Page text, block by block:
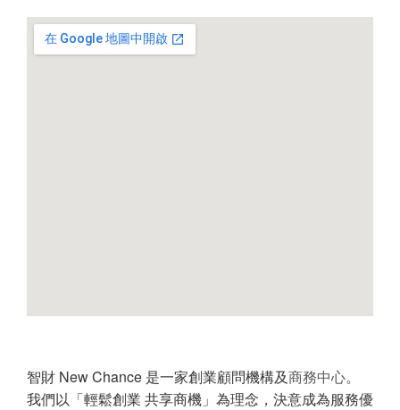
智財 New Chance 是一家創業顧問機構及商務中心。
我們以「輕鬆創業 共享商機」為理念，決意成為服務優